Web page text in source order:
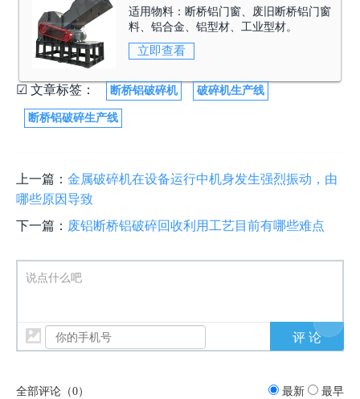
适用物料： 断桥铝门窗、废旧断桥铝门窗
料、铝合金、铝型材、工业型材。
立即查看
☑ 文章标签： 断桥铝破碎机 破碎机生产线
断桥铝破碎生产线
上一篇： 金属破碎机在设备运行中机身发生强烈振动，由
哪些原因导致
下一篇： 废铝断桥铝破碎回收利用工艺目前有哪些难点
说点什么吧
全部评论（0） 最新 最早